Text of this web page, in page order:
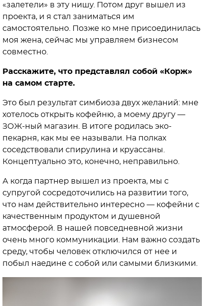
«залетели» в эту нишу. Потом друг вышел из
проекта, и я стал заниматься им
самостоятельно. Позже ко мне присоединилась
моя жена, сейчас мы управляем бизнесом
совместно.
Расскажите, что представлял собой «Корж»
на самом старте.
Это был результат симбиоза двух желаний: мне
хотелось открыть кофейню, а моему другу —
ЗОЖ-ный магазин. В итоге родилась эко-
пекарня, как мы ее называли. На полках
соседствовали спирулина и круассаны.
Концептуально это, конечно, неправильно.
А когда партнер вышел из проекта, мы с
супругой сосредоточились на развитии того,
что нам действительно интересно — кофейни с
качественным продуктом и душевной
атмосферой. В нашей повседневной жизни
очень много коммуникации. Нам важно создать
среду, чтобы человек отключился от нее и
побыл наедине с собой или самыми близкими.